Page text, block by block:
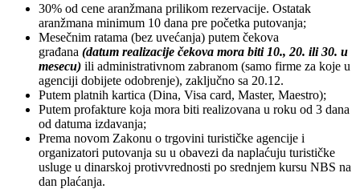
30% od cene aranžmana prilikom rezervacije. Ostatak
aranžmana minimum 10 dana pre početka putovanja;
Mesečnim ratama (bez uvećanja) putem čekova
građana (datum realizacije čekova mora biti 10., 20. ili 30. u
mesecu) ili administrativnom zabranom (samo firme za koje u
agenciji dobijete odobrenje), zaključno sa 20.12.
Putem platnih kartica (Dina, Visa card, Master, Maestro);
Putem profakture koja mora biti realizovana u roku od 3 dana
od datuma izdavanja;
Prema novom Zakonu o trgovini turističke agencije i
organizatori putovanja su u obavezi da naplaćuju turističke
usluge u dinarskoj protivvrednosti po srednjem kursu NBS na
dan plaćanja.